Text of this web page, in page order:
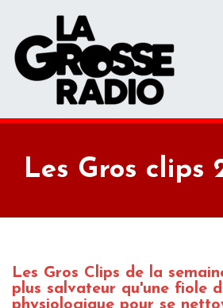
Les Gros clips
Les Gros Clips de la
plus salvateur qu'une fiole
physiologique pour se